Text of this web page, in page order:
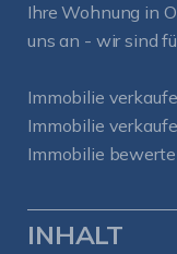
Ihre Wohnung in
uns an - wir sind
Immobilie
Immobilie
Immobilie
INHALT